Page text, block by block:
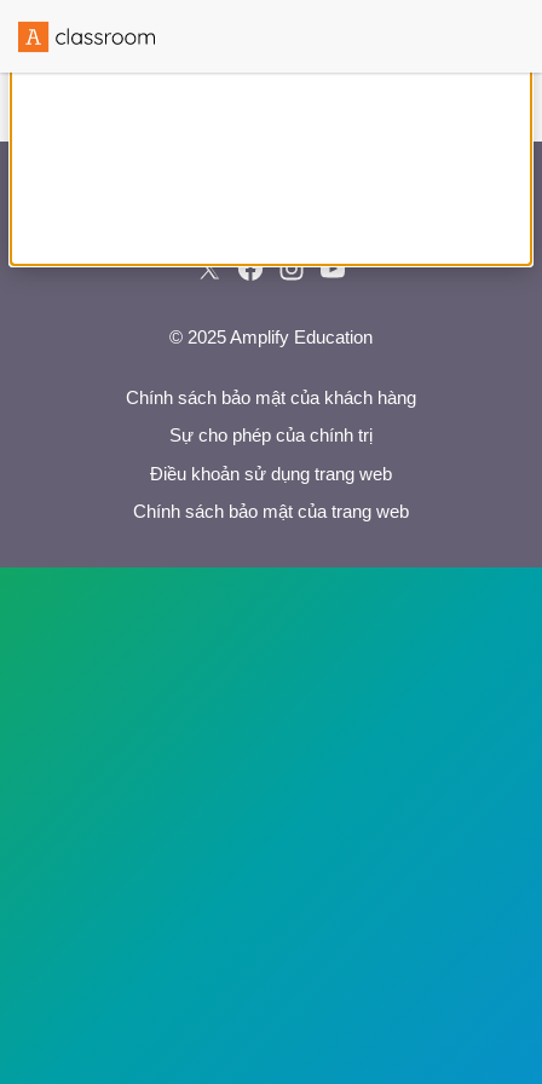
© 2025 Amplify Education
Chính sách bảo mật của khách hàng
Sự cho phép của chính trị
Điều khoản sử dụng trang web
Chính sách bảo mật của trang web